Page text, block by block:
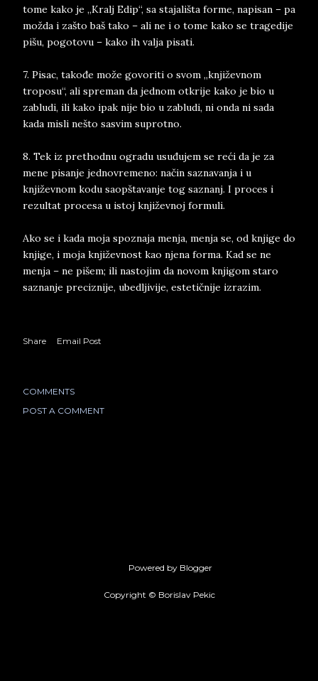
tome kako je „Kralj Edip“, sa stajališta forme, napisan – pa
možda i zašto baš tako – ali ne i o tome kako se tragedije
pišu, pogotovu – kako ih valja pisati.
7. Pisac, takođe može govoriti o svom „književnom
troposu“, ali spreman da jednom otkrije kako je bio u
zabludi, ili kako ipak nije bio u zabludi, ni onda ni sada
kada misli nešto sasvim suprotno.
8. Tek iz prethodnu ogradu usuđujem se reći da je za
mene pisanje jednovremeno: način saznavanja i u
književnom kodu saopštavanje tog saznanj. I proces i
rezultat procesa u istoj književnoj formuli.
Ako se i kada moja spoznaja menja, menja se, od knjige do
knjige, i moja književnost kao njena forma. Kad se ne
menja – ne pišem; ili nastojim da novom knjigom staro
saznanje preciznije, ubedljivije, estetičnije izrazim.
Share Email Post
COMMENTS
POST A COMMENT
Powered by Blogger
Copyright © Borislav Pekic